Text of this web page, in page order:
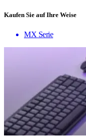
Kaufen Sie auf Ihre Weise
MX Serie